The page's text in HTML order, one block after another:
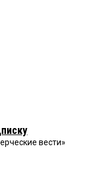
вести»